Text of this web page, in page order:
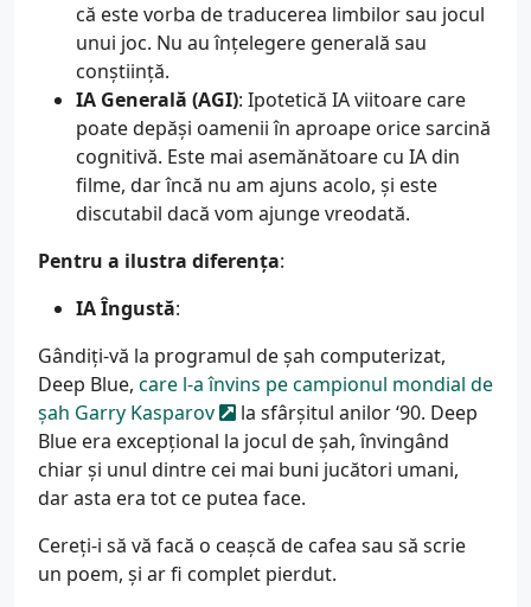
că este vorba de traducerea limbilor sau jocul
unui joc. Nu au înțelegere generală sau
conștiință.
IA Generală (AGI): Ipotetică IA viitoare care
poate depăși oamenii în aproape orice sarcină
cognitivă. Este mai asemănătoare cu IA din
filme, dar încă nu am ajuns acolo, și este
discutabil dacă vom ajunge vreodată.
Pentru a ilustra diferența:
IA Îngustă:
Gândiți-vă la programul de șah computerizat,
Deep Blue, care l-a învins pe campionul mondial de
șah Garry Kasparov
la sfârșitul anilor ‘90. Deep
Blue era excepțional la jocul de șah, învingând
chiar și unul dintre cei mai buni jucători umani,
dar asta era tot ce putea face.
Cereți-i să vă facă o ceașcă de cafea sau să scrie
un poem, și ar fi complet pierdut.